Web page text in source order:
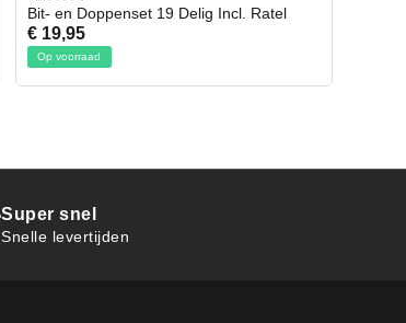
Afbreekmes 2 stuks
€ 10,95
Op voorraad
Super snel
Snelle levertijden